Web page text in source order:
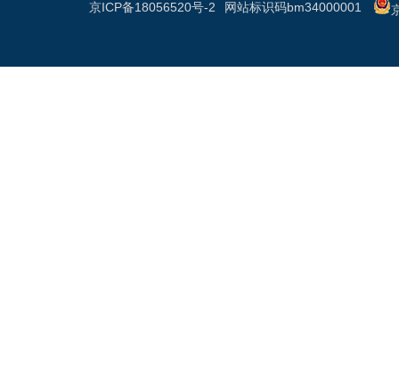
网站标识码bm34000001
京ICP备18056520号-2